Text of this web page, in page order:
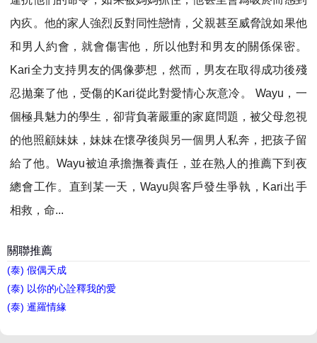
內疚。他的家人強烈反對同性戀情，父親甚至威脅說如果他
和男人約會，就會傷害他，所以他對和男友的關係保密。
Kari全力支持男友的偶像夢想，然而，男友在取得成功後殘
忍拋棄了他，受傷的Kari從此對愛情心灰意冷。 Wayu，一
個極具魅力的學生，卻背負著嚴重的家庭問題，被父母忽視
的他照顧妹妹，妹妹在懷孕後與另一個男人私奔，把孩子留
給了他。Wayu被迫承擔撫養責任，並在熟人的推薦下到夜
總會工作。直到某一天，Wayu與客戶發生爭執，Kari出手
相救，命...
關聯推薦
(泰) 假偶天成
(泰) 以你的心詮釋我的愛
(泰) 暹羅情緣